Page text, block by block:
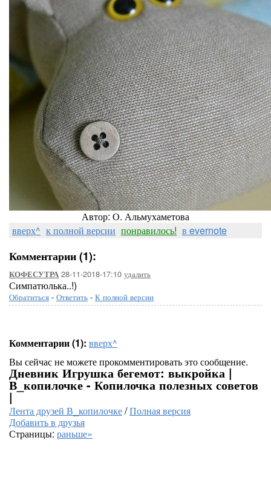
Автор: О. Альмухаметова
вверх^ к полной версии понравилось! в evernote
Комментарии (1):
КОФЕСУТРА 28-11-2018-17:10 удалить
Симпатюлька..!)
Обратиться - Ответить - К полной версии
Комментарии (1): вверх^
Вы сейчас не можете прокомментировать это сообщение.
Дневник Игрушка бегемот: выкройка |
В_копилочке - Копилочка полезных советов
|
Лента друзей В_копилочке/Полная версия
Добавить в друзья
Страницы: раньше»